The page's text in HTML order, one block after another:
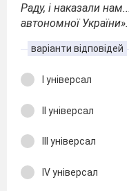
Раду, і наказали
автономної України».
варіанти відповідей
І універсал
ІІ універсал
ІІІ універсал
ІV універсал